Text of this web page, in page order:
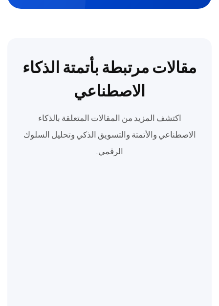
مقالات مرتبطة بأتمتة الذكاء
الاصطناعي
اكتشف المزيد من المقالات المتعلقة بالذكاء
الاصطناعي والأتمتة والتسويق الذكي وتحليل السلوك
الرقمي.